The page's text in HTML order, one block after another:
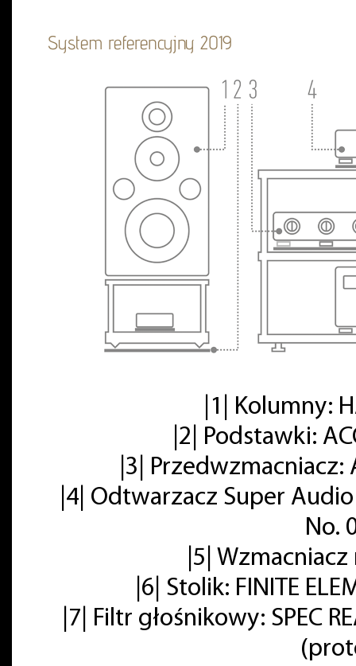
System referencyjny 2019
|1| Kolumny:
|2| Podstawki:
|3| Przedwzmacniacz:
|4| Odtwarzacz Super
No.
|5|
|6| Stolik: FINITE
|7| Filtr głośnikowy: SPEC